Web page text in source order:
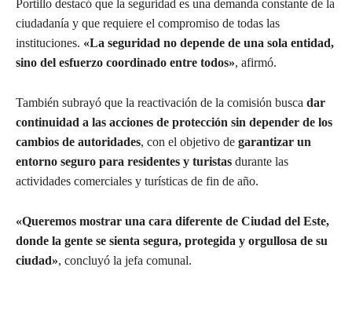
Portillo destacó que la seguridad es una demanda constante de la
ciudadanía y que requiere el compromiso de todas las
instituciones. «La seguridad no depende de una sola entidad,
sino del esfuerzo coordinado entre todos», afirmó.
También subrayó que la reactivación de la comisión busca dar
continuidad a las acciones de protección sin depender de los
cambios de autoridades, con el objetivo de garantizar un
entorno seguro para residentes y turistas durante las
actividades comerciales y turísticas de fin de año.
«Queremos mostrar una cara diferente de Ciudad del Este,
donde la gente se sienta segura, protegida y orgullosa de su
ciudad», concluyó la jefa comunal.